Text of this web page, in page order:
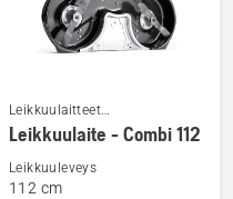
lisätietoja
tuotteesta
Leikkuulaite
Leikkuulaitteet
kuluttajakäyttöön
tarkoitetuille etuleikkureille
Leikkuulaite - Combi 112
Leikkuuleveys
112 cm